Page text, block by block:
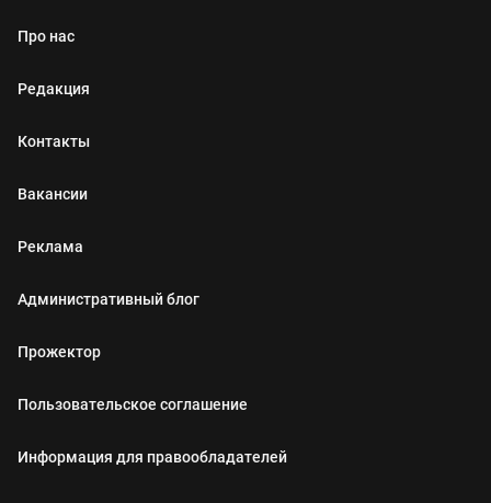
Про нас
Редакция
Контакты
Вакансии
Реклама
Административный блог
Прожектор
Пользовательское соглашение
Информация для правообладателей